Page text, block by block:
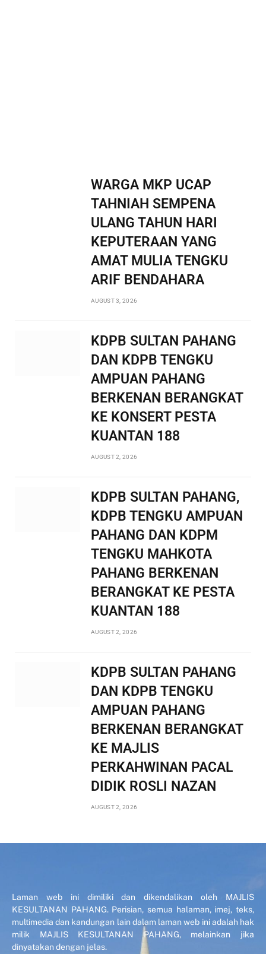
WARGA MKP UCAP
TAHNIAH SEMPENA
ULANG TAHUN HARI
KEPUTERAAN YANG
AMAT MULIA TENGKU
ARIF BENDAHARA
AUGUST 3, 2026
KDPB SULTAN PAHANG
DAN KDPB TENGKU
AMPUAN PAHANG
BERKENAN BERANGKAT
KE KONSERT PESTA
KUANTAN 188
AUGUST 2, 2026
KDPB SULTAN PAHANG,
KDPB TENGKU AMPUAN
PAHANG DAN KDPM
TENGKU MAHKOTA
PAHANG BERKENAN
BERANGKAT KE PESTA
KUANTAN 188
AUGUST 2, 2026
KDPB SULTAN PAHANG
DAN KDPB TENGKU
AMPUAN PAHANG
BERKENAN BERANGKAT
KE MAJLIS
PERKAHWINAN PACAL
DIDIK ROSLI NAZAN
AUGUST 2, 2026
Laman web ini dimiliki dan dikendalikan oleh MAJLIS
KESULTANAN PAHANG. Perisian, semua halaman, imej, teks,
multimedia dan kandungan lain dalam laman web ini adalah hak
milik MAJLIS KESULTANAN PAHANG, melainkan jika
dinyatakan dengan jelas.